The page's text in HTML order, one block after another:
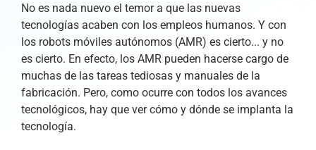
No es nada nuevo el temor a que las nuevas
tecnologías acaben con los empleos humanos. Y con
los robots móviles autónomos (AMR) es cierto... y no
es cierto. En efecto, los AMR pueden hacerse cargo de
muchas de las tareas tediosas y manuales de la
fabricación. Pero, como ocurre con todos los avances
tecnológicos, hay que ver cómo y dónde se implanta la
tecnología.